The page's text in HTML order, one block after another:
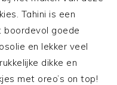
Tahini is een
boordevol goede
en lekker veel
dikke en
met oreo’s on top!